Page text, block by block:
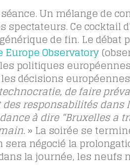
Un mélange de
spectateurs. Ce cocktail
de fin. Le débat
Europe Observatory
politiques
décisions européennes
de faire
responsabilités dans
à dire “Bruxelles a
» La soirée se
négocié la
la journée, les neufs